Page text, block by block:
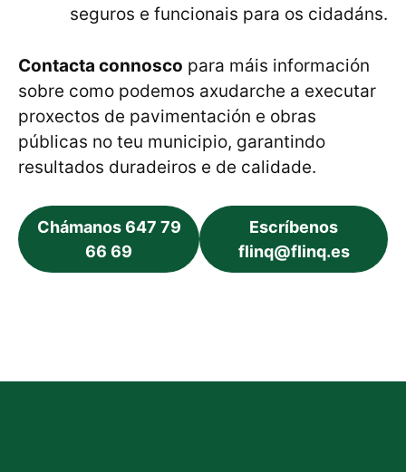
seguros e funcionais para os cidadáns.
Contacta connosco para máis información
sobre como podemos axudarche a executar
proxectos de pavimentación e obras
públicas no teu municipio, garantindo
resultados duradeiros e de calidade.
Chámanos 647 79
66 69
Escríbenos
flinq@flinq.es